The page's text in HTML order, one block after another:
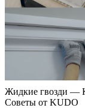
Жидкие гвозди —
Советы от KUDO